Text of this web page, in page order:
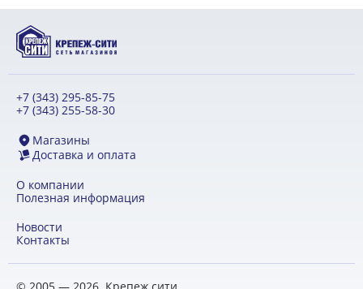
+7 (343) 295-85-75
+7 (343) 255-58-30
Магазины
Доставка и оплата
О компании
Полезная информация
Новости
Контакты